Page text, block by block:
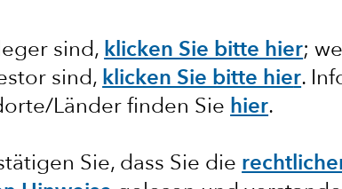
sind, klicken Sie bitte hier;
sind, klicken Sie bitte hier.
Länder finden Sie hier.
Sie, dass Sie die